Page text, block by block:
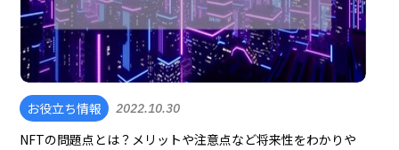
お役立ち情報 2022.10.30
NFTの問題点とは？メリットや注意点など将来性をわかりや